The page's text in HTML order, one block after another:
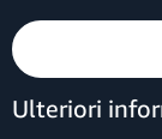
Ulteriori